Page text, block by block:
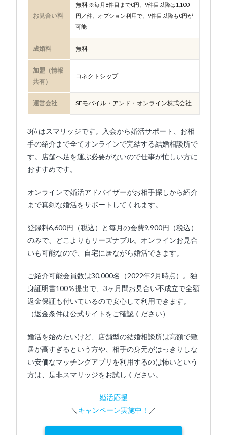
お見合い料
無料 ※毎月8件目まで0円、9件目以降は1,100
円／件。オプション利用で、9件目以降も0円が
可能
成婚料 無料
加盟（情報
共有）
コネクトシップ
運営会社 SEモバイル・アンド・オンライン株式会社
3位はスマリッジです。入会から婚活サポート、お相
手の紹介まで全てオンラインで完結する結婚相談所で
す。店舗へ足を運ぶ必要がないので仕事が忙しい方に
おすすめです。
オンラインで婚活アドバイザーがお相手探しから紹介
まで真剣な婚活をサポートしてくれます。
登録料6,600円（税込）と毎月の会費9,900円（税込）
のみで、どこよりもリーズナブル。オンラインお見合
いも可能なので、自宅に居ながら婚活できます。
ご紹介可能会員数は30,000名（2022年2月時点）。独
身証明書100％提出で、3ヶ月間お見合い不成立で全額
返金保証も付いているので安心して利用できます。
（返金条件は公式サイトをご確認ください）
婚活を始めたいけど、店舗型の結婚相談所は高額で敷
居が高すぎるという方や、相手の身元がはっきりしな
い安価なマッチングアプリを利用するのは怖いという
方は、是非スマリッジをお試しください。
婚活応援
＼ キャンペーン実施中！ ／